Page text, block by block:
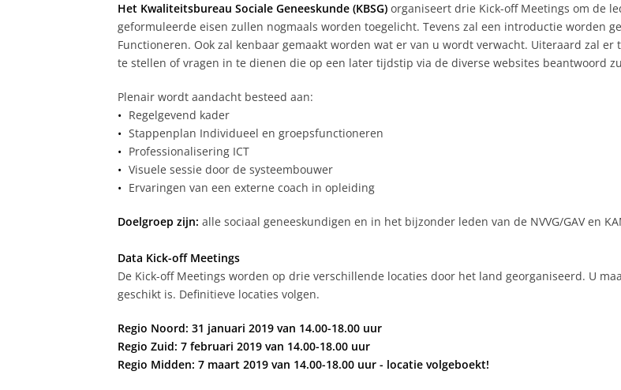
Het Kwaliteitsbureau Sociale Geneeskunde (KBSG) organiseert drie Kick-off Meetings om de
geformuleerde eisen zullen nogmaals worden toegelicht. Tevens zal een introductie worden
Functioneren. Ook zal kenbaar gemaakt worden wat er van u wordt verwacht. Uiteraard zal
te stellen of vragen in te dienen die op een later tijdstip via de diverse websites beantwoord
Plenair wordt aandacht besteed aan:
Regelgevend kader
Stappenplan Individueel en groepsfunctioneren
Professionalisering ICT
Visuele sessie door de systeembouwer
Ervaringen van een externe coach in opleiding
Doelgroep zijn: alle sociaal geneeskundigen en in het bijzonder leden van de NVVG/GAV en
Data Kick-off Meetings
De Kick-off Meetings worden op drie verschillende locaties door het land georganiseerd. U
geschikt is. Definitieve locaties volgen.
Regio Noord: 31 januari 2019 van 14.00-18.00 uur
Regio Zuid: 7 februari 2019 van 14.00-18.00 uur
Regio Midden: 7 maart 2019 van 14.00-18.00 uur - locatie volgeboekt!